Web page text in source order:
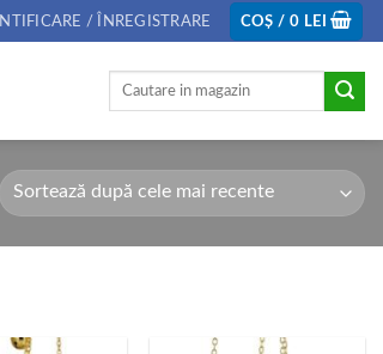
/ ÎNREGISTRARE COȘ /0 LEI
Caută